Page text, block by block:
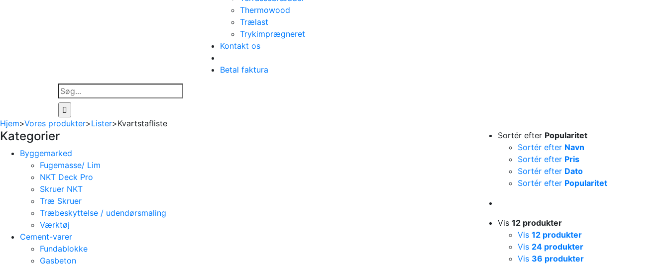
Thermowood
Trælast
Trykimprægneret
Kontakt os
Betal faktura
Søg
efter:
Hjem>Vores produkter>Lister>Kvartstafliste
Sortér efter Popularitet
Sortér efter Navn
Sortér efter Pris
Sortér efter Dato
Sortér efter Popularitet
Vis 12 produkter
Vis 12 produkter
Vis 24 produkter
Vis 36 produkter
Kategorier
Byggemarked
Fugemasse/ Lim
NKT Deck Pro
Skruer NKT
Træ Skruer
Træbeskyttelse / udendørsmaling
Værktøj
Cement-varer
Fundablokke
Gasbeton